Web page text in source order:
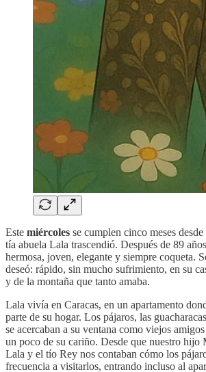
Este miércoles se cumplen cinco meses
tía abuela Lala trascendió. Después de 89
hermosa, joven, elegante y siempre coqueta.
deseó: rápido, sin mucho sufrimiento, en su
y de la montaña que tanto amaba.
Lala vivía en Caracas, en un apartamento
parte de su hogar. Los pájaros, las
se acercaban a su ventana como viejos
un poco de su cariño. Desde que nuestro hijo
Lala y el tío Rey nos contaban cómo los
frecuencia a visitarlos, entrando incluso al